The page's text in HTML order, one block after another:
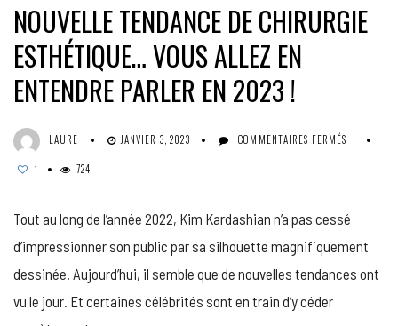
NOUVELLE TENDANCE DE CHIRURGIE
ESTHÉTIQUE… VOUS ALLEZ EN
ENTENDRE PARLER EN 2023 !
LAURE JANVIER 3, 2023 COMMENTAIRES FERMÉS
VOUS
EN
1 724
Tout au long de l’année 2022, Kim Kardashian n’a pas cessé
d’impressionner son public par sa silhouette magnifiquement
dessinée. Aujourd’hui, il semble que de nouvelles tendances ont
vu le jour. Et certaines célébrités sont en train d’y céder